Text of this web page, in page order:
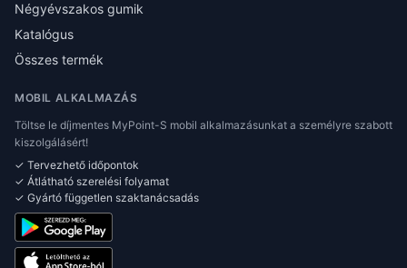
Négyévszakos gumik
Katalógus
Összes termék
MOBIL ALKALMAZÁS
Töltse le díjmentes MyPoint-S mobil alkalmazásunkat a személyre szabott
kiszolgálásért!
✓ Tervezhető időpontok
✓ Átlátható szerelési folyamat
✓ Gyártó független szaktanácsadás